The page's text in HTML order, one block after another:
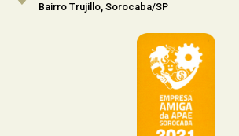
Bairro Trujillo, Sorocaba/SP